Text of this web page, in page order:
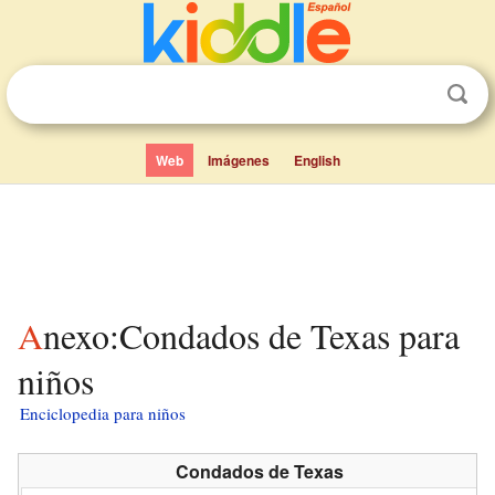
Web Imágenes English
Anexo:Condados de Texas para
niños
Enciclopedia para niños
Condados de Texas